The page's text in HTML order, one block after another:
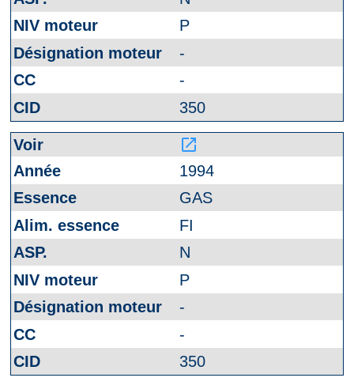
P
-
-
350
launch
1994
GAS
FI
N
P
-
-
350